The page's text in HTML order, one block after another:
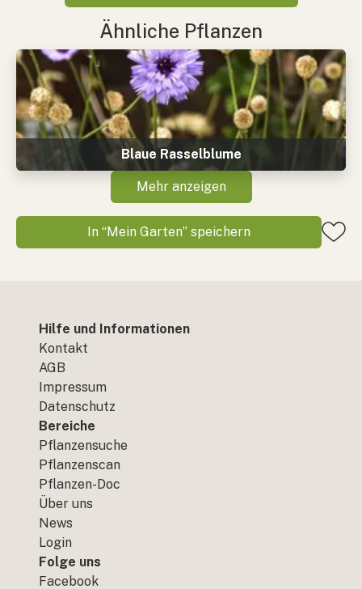
Ähnliche Pflanzen
Blaue Rasselblume
Mehr anzeigen
In “Mein Garten” speichern
Hilfe und Informationen
Kontakt
AGB
Impressum
Datenschutz
Bereiche
Pflanzensuche
Pflanzenscan
Pflanzen-Doc
Über uns
News
Login
Folge uns
Facebook